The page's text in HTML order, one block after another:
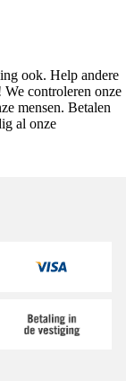
ook. Help andere
controleren onze
mensen. Betalen
al onze